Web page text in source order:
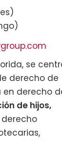
se
derecho de
en derecho
de hijos,
derecho